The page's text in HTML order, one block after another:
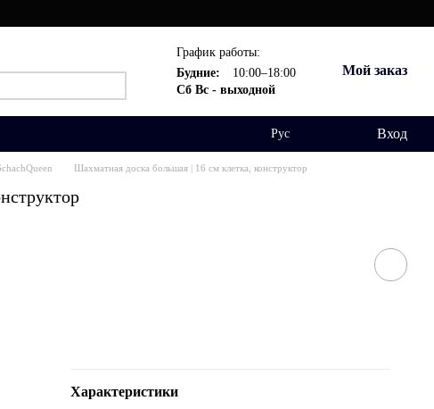
График работы:
Будние:
10:00–18:00
Сб Вс - выходной
Мой заказ
Рус Вход
Шахматная доска большая | 16 см клетка, конструктор
Характеристики